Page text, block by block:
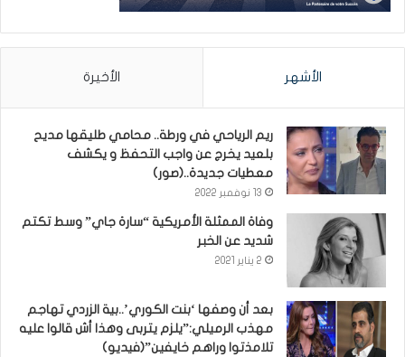
الأشهر الأخيرة
ريم الرياحي في ورطة.. محامي طليقها مديح
بلعيد يخرج عن واجب التحفظ و يكشف
معطيات جديدة..(صور)
13 نوفمبر 2022
وفاة الممثلة الأمريكية “سارة جاي” وسط تكتم
شديد عن الخبر
2 يناير 2021
بعد أن وصفها ‘بنت الكوري’..بية الزردي تهاجم
مهذب الرميلي:”يلزم يتربى وهذا أش قالوا عليه
تلامذتوا وراهم خايفين”(فيديو)